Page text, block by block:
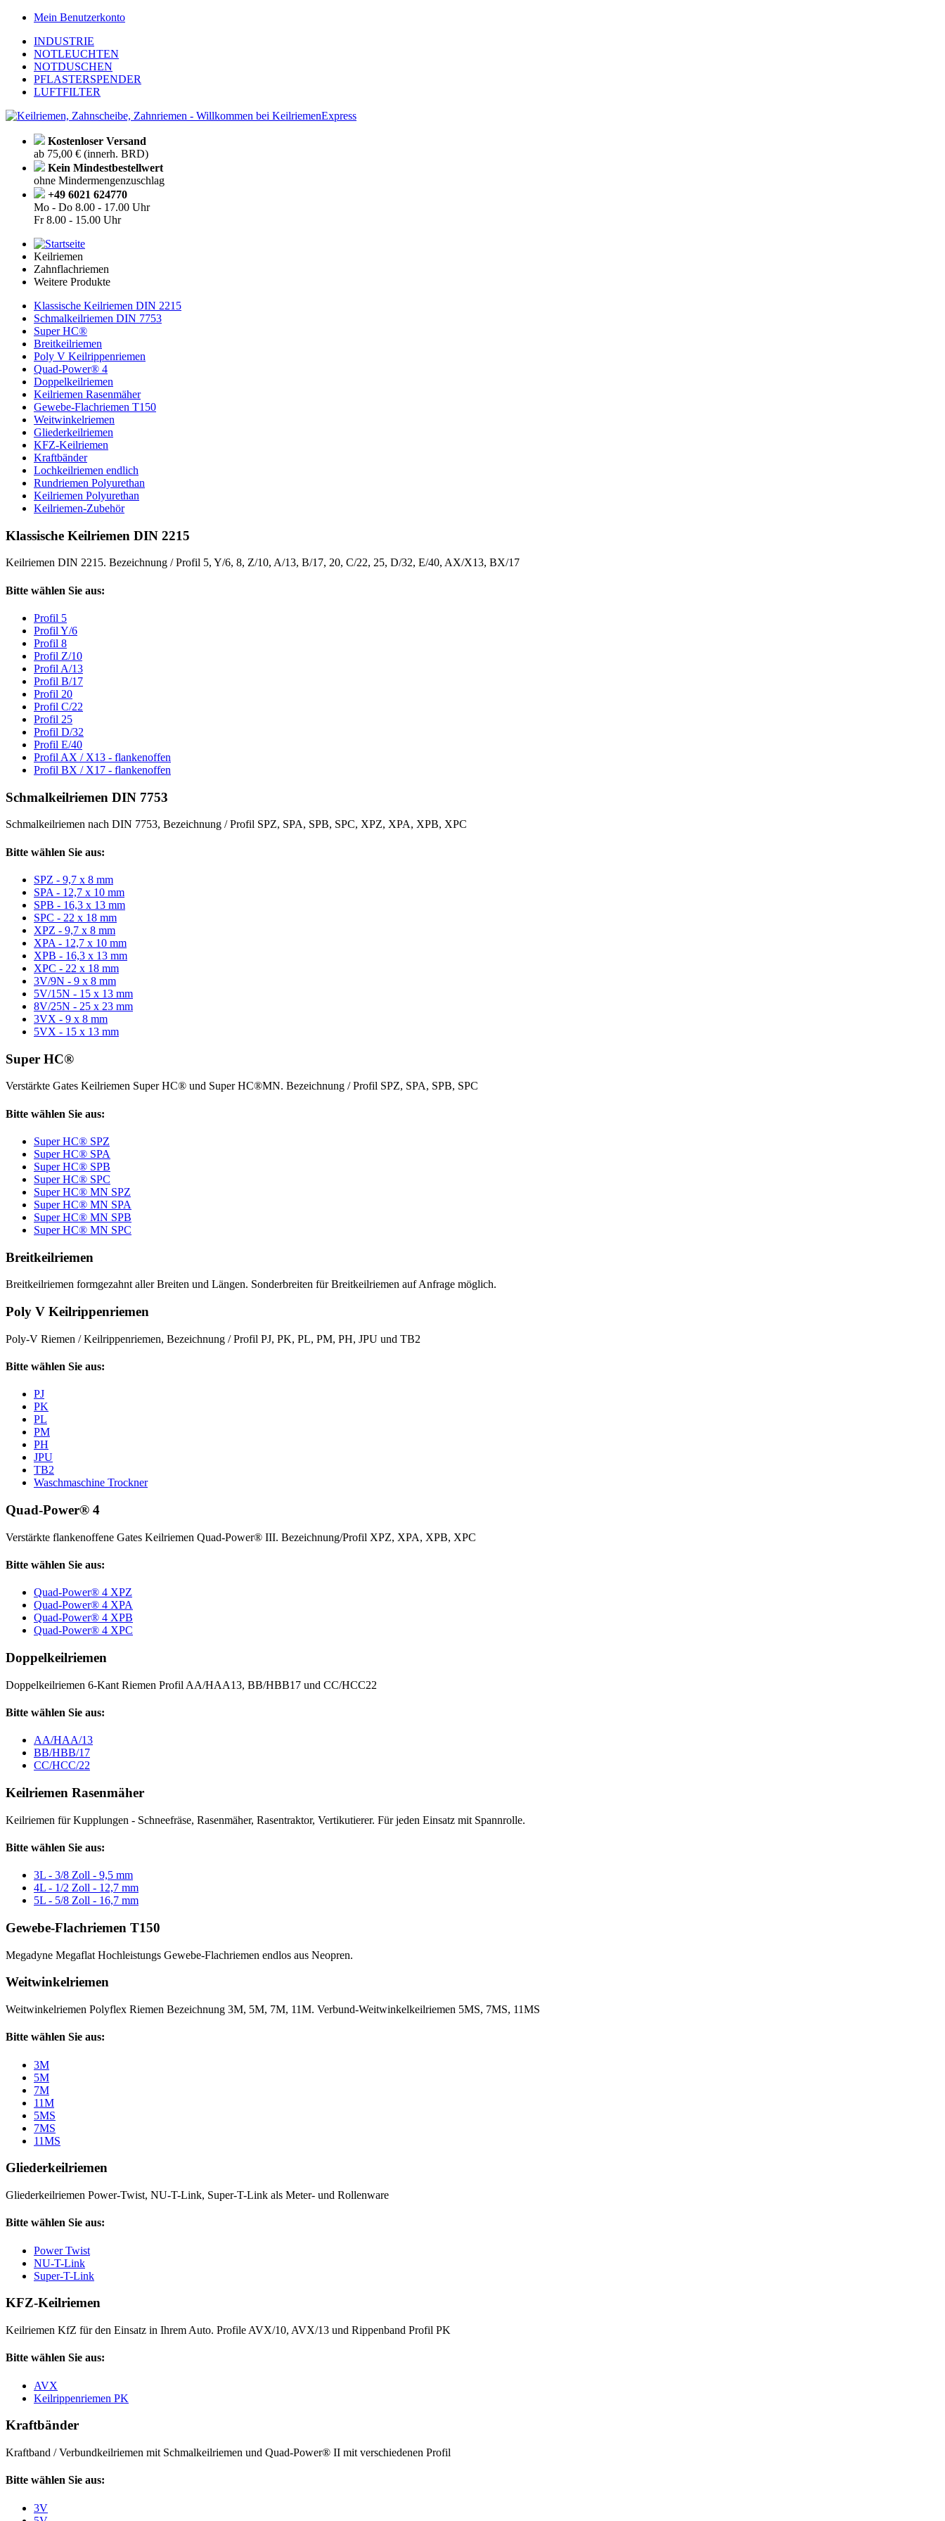
Mein Benutzerkonto
INDUSTRIE
NOTLEUCHTEN
NOTDUSCHEN
PFLASTERSPENDER
LUFTFILTER
Kostenloser Versand
ab 75,00 € (innerh. BRD)
Kein Mindestbestellwert
ohne Mindermengenzuschlag
+49 6021 624770
Mo - Do 8.00 - 17.00 Uhr
Fr8.00 - 15.00 Uhr
Keilriemen
Zahnflachriemen
Weitere Produkte
Klassische Keilriemen DIN 2215
Schmalkeilriemen DIN 7753
Super HC®
Breitkeilriemen
Poly V Keilrippenriemen
Quad-Power® 4
Doppelkeilriemen
Keilriemen Rasenmäher
Gewebe-Flachriemen T150
Weitwinkelriemen
Gliederkeilriemen
KFZ-Keilriemen
Kraftbänder
Lochkeilriemen endlich
Rundriemen Polyurethan
Keilriemen Polyurethan
Keilriemen-Zubehör
Klassische Keilriemen DIN 2215
Keilriemen DIN 2215. Bezeichnung / Profil 5, Y/6, 8, Z/10, A/13, B/17, 20, C/22, 25, D/32, E/40, AX/X13, BX/17
Bitte wählen Sie aus:
Profil 5
Profil Y/6
Profil 8
Profil Z/10
Profil A/13
Profil B/17
Profil 20
Profil C/22
Profil 25
Profil D/32
Profil E/40
Profil AX / X13 - flankenoffen
Profil BX / X17 - flankenoffen
Schmalkeilriemen DIN 7753
Schmalkeilriemen nach DIN 7753, Bezeichnung / Profil SPZ, SPA, SPB, SPC, XPZ, XPA, XPB, XPC
Bitte wählen Sie aus:
SPZ - 9,7 x 8 mm
SPA - 12,7 x 10 mm
SPB - 16,3 x 13 mm
SPC - 22 x 18 mm
XPZ - 9,7 x 8 mm
XPA - 12,7 x 10 mm
XPB - 16,3 x 13 mm
XPC - 22 x 18 mm
3V/9N - 9 x 8 mm
5V/15N - 15 x 13 mm
8V/25N - 25 x 23 mm
3VX - 9 x 8 mm
5VX - 15 x 13 mm
Super HC®
Verstärkte Gates Keilriemen Super HC® und Super HC®MN. Bezeichnung / Profil SPZ, SPA, SPB, SPC
Bitte wählen Sie aus:
Super HC® SPZ
Super HC® SPA
Super HC® SPB
Super HC® SPC
Super HC® MN SPZ
Super HC® MN SPA
Super HC® MN SPB
Super HC® MN SPC
Breitkeilriemen
Breitkeilriemen formgezahnt aller Breiten und Längen. Sonderbreiten für Breitkeilriemen auf Anfrage möglich.
Poly V Keilrippenriemen
Poly-V Riemen / Keilrippenriemen, Bezeichnung / Profil PJ, PK, PL, PM, PH, JPU und TB2
Bitte wählen Sie aus:
PJ
PK
PL
PM
PH
JPU
TB2
Waschmaschine Trockner
Quad-Power® 4
Verstärkte flankenoffene Gates Keilriemen Quad-Power® III. Bezeichnung/Profil XPZ, XPA, XPB, XPC
Bitte wählen Sie aus:
Quad-Power® 4 XPZ
Quad-Power® 4 XPA
Quad-Power® 4 XPB
Quad-Power® 4 XPC
Doppelkeilriemen
Doppelkeilriemen 6-Kant Riemen Profil AA/HAA13, BB/HBB17 und CC/HCC22
Bitte wählen Sie aus:
AA/HAA/13
BB/HBB/17
CC/HCC/22
Keilriemen Rasenmäher
Keilriemen für Kupplungen - Schneefräse, Rasenmäher, Rasentraktor, Vertikutierer. Für jeden Einsatz mit Spannrolle.
Bitte wählen Sie aus:
3L - 3/8 Zoll - 9,5 mm
4L - 1/2 Zoll - 12,7 mm
5L - 5/8 Zoll - 16,7 mm
Gewebe-Flachriemen T150
Megadyne Megaflat Hochleistungs Gewebe-Flachriemen endlos aus Neopren.
Weitwinkelriemen
Weitwinkelriemen Polyflex Riemen Bezeichnung 3M, 5M, 7M, 11M. Verbund-Weitwinkelkeilriemen 5MS, 7MS, 11MS
Bitte wählen Sie aus:
3M
5M
7M
11M
5MS
7MS
11MS
Gliederkeilriemen
Gliederkeilriemen Power-Twist, NU-T-Link, Super-T-Link als Meter- und Rollenware
Bitte wählen Sie aus:
Power Twist
NU-T-Link
Super-T-Link
KFZ-Keilriemen
Keilriemen KfZ für den Einsatz in Ihrem Auto. Profile AVX/10, AVX/13 und Rippenband Profil PK
Bitte wählen Sie aus:
AVX
Keilrippenriemen PK
Kraftbänder
Kraftband / Verbundkeilriemen mit Schmalkeilriemen und Quad-Power® II mit verschiedenen Profil
Bitte wählen Sie aus:
3V